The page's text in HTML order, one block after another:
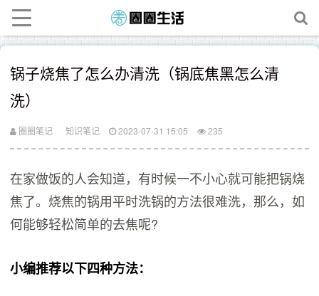
锅子烧焦了怎么办清洗（锅底焦黑怎么清
洗）
圈圈笔记 知识笔记 2023-07-31 15:05 235
在家做饭的人会知道，有时候一不小心就可能把锅烧
焦了。烧焦的锅用平时洗锅的方法很难洗，那么，如
何能够轻松简单的去焦呢?
小编推荐以下四种方法：